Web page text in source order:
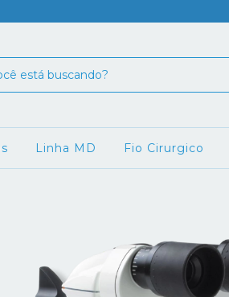
Linha MD Fio Cirurgico